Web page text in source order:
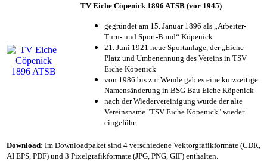
TV Eiche Cöpenick 1896 ATSB (vor 1945)
gegründet am 15. Januar 1896 als „Arbeiter-
Turn- und Sport-Bund“ Köpenick
21. Juni 1921 neue Sportanlage, der „Eiche-
Platz und Umbenennung des Vereins in TSV
Eiche Köpenick
von 1986 bis zur Wende gab es eine kurzzeitige
Namensänderung in BSG Bau Eiche Köpenick
nach der Wiedervereinigung wurde der alte
Vereinsname "TSV Eiche Köpenick" wieder
eingeführt
Download: Im Downloadpaket sind 4 verschiedene Vektorgrafikformate (CDR,
AI EPS, PDF) und 3 Pixelgrafikformate (JPG, PNG, GIF) enthalten.